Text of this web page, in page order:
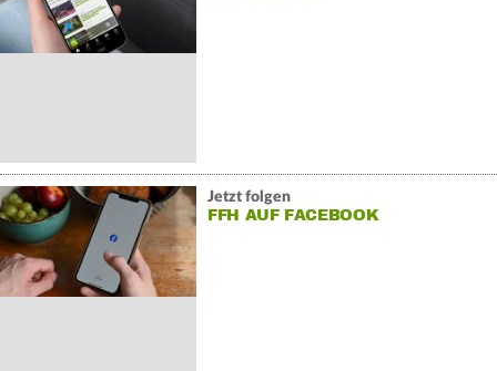
Jetzt folgen
FFH AUF FACEBOOK